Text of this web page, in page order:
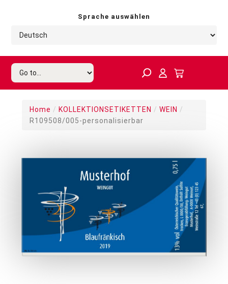
Sprache auswählen
Home / KOLLEKTIONSETIKETTEN / WEIN /
R109508/005-personalisierbar